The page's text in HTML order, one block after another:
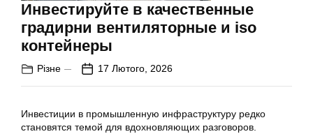
Инвестируйте в качественные
градирни вентиляторные и iso
контейнеры
Різне 17 Лютого, 2026
Инвестиции в промышленную инфраструктуру редко
становятся темой для вдохновляющих разговоров.